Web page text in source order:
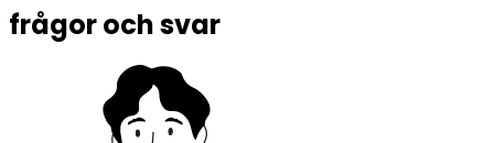
frågor och svar